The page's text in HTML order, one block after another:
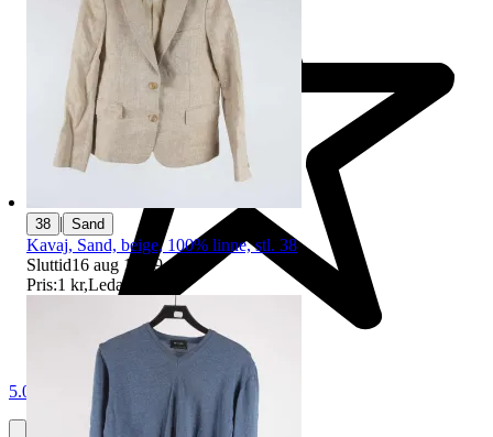
5.0
38 | Sand
Kavaj, Sand, beige, 100% linne, stl. 38
Sluttid16 aug 18:29.
Pris:1 kr,Ledande bud